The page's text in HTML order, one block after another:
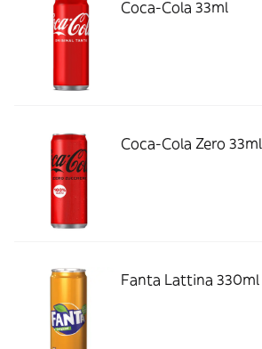
Coca-Cola 33ml
Coca-Cola Zero 33ml
Fanta Lattina 330ml